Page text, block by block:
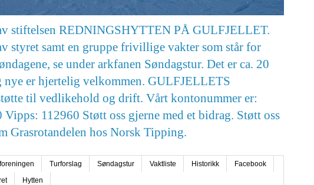
stiftelsen REDNINGSHYTTEN PÅ GULFJELLET.
styret samt en gruppe frivillige vakter som står for
se under arkfanen Søndagstur. Det er ca. 20
nye er hjertelig velkommen. GULFJELLETS
til vedlikehold og drift. Vårt kontonummer er:
Vipps: 112960 Støtt oss gjerne med et bidrag. Støtt oss
Grasrotandelen hos Norsk Tipping.
Turforslag Søndagstur Vaktliste Historikk Facebook
Hytten